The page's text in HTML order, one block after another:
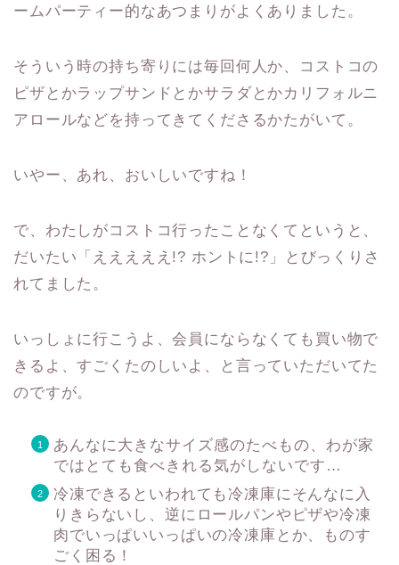
ームパーティー的なあつまりがよくありました。
そういう時の持ち寄りには毎回何人か、コストコの
ピザとかラップサンドとかサラダとかカリフォルニ
アロールなどを持ってきてくださるかたがいて。
いやー、あれ、おいしいですね！
で、わたしがコストコ行ったことなくてというと、
だいたい「えええええ!? ホントに!?」とびっくりさ
れてました。
いっしょに行こうよ、会員にならなくても買い物で
きるよ、すごくたのしいよ、と言っていただいてた
のですが。
あんなに大きなサイズ感のたべもの、わが家
ではとても食べきれる気がしないです…
冷凍できるといわれても冷凍庫にそんなに入
りきらないし、逆にロールパンやピザや冷凍
肉でいっぱいいっぱいの冷凍庫とか、ものす
ごく困る！